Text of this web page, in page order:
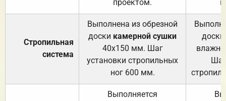
проектом.
Стропильная
система
Выполнена из обрезной
доски камерной сушки
40х150 мм. Шаг
установки стропильных
ног 600 мм.
доски
Выполняется